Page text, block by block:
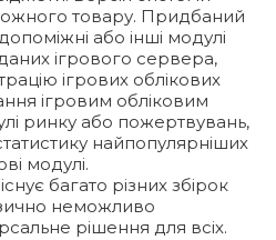
товару. Придбаний
або інші модулі
ігрового сервера,
ігрових облікових
ігровим обліковим
ринку або пожертвувань,
найпопулярніших
модулі.
багато різних збірок
неможливо
рішення для всіх.